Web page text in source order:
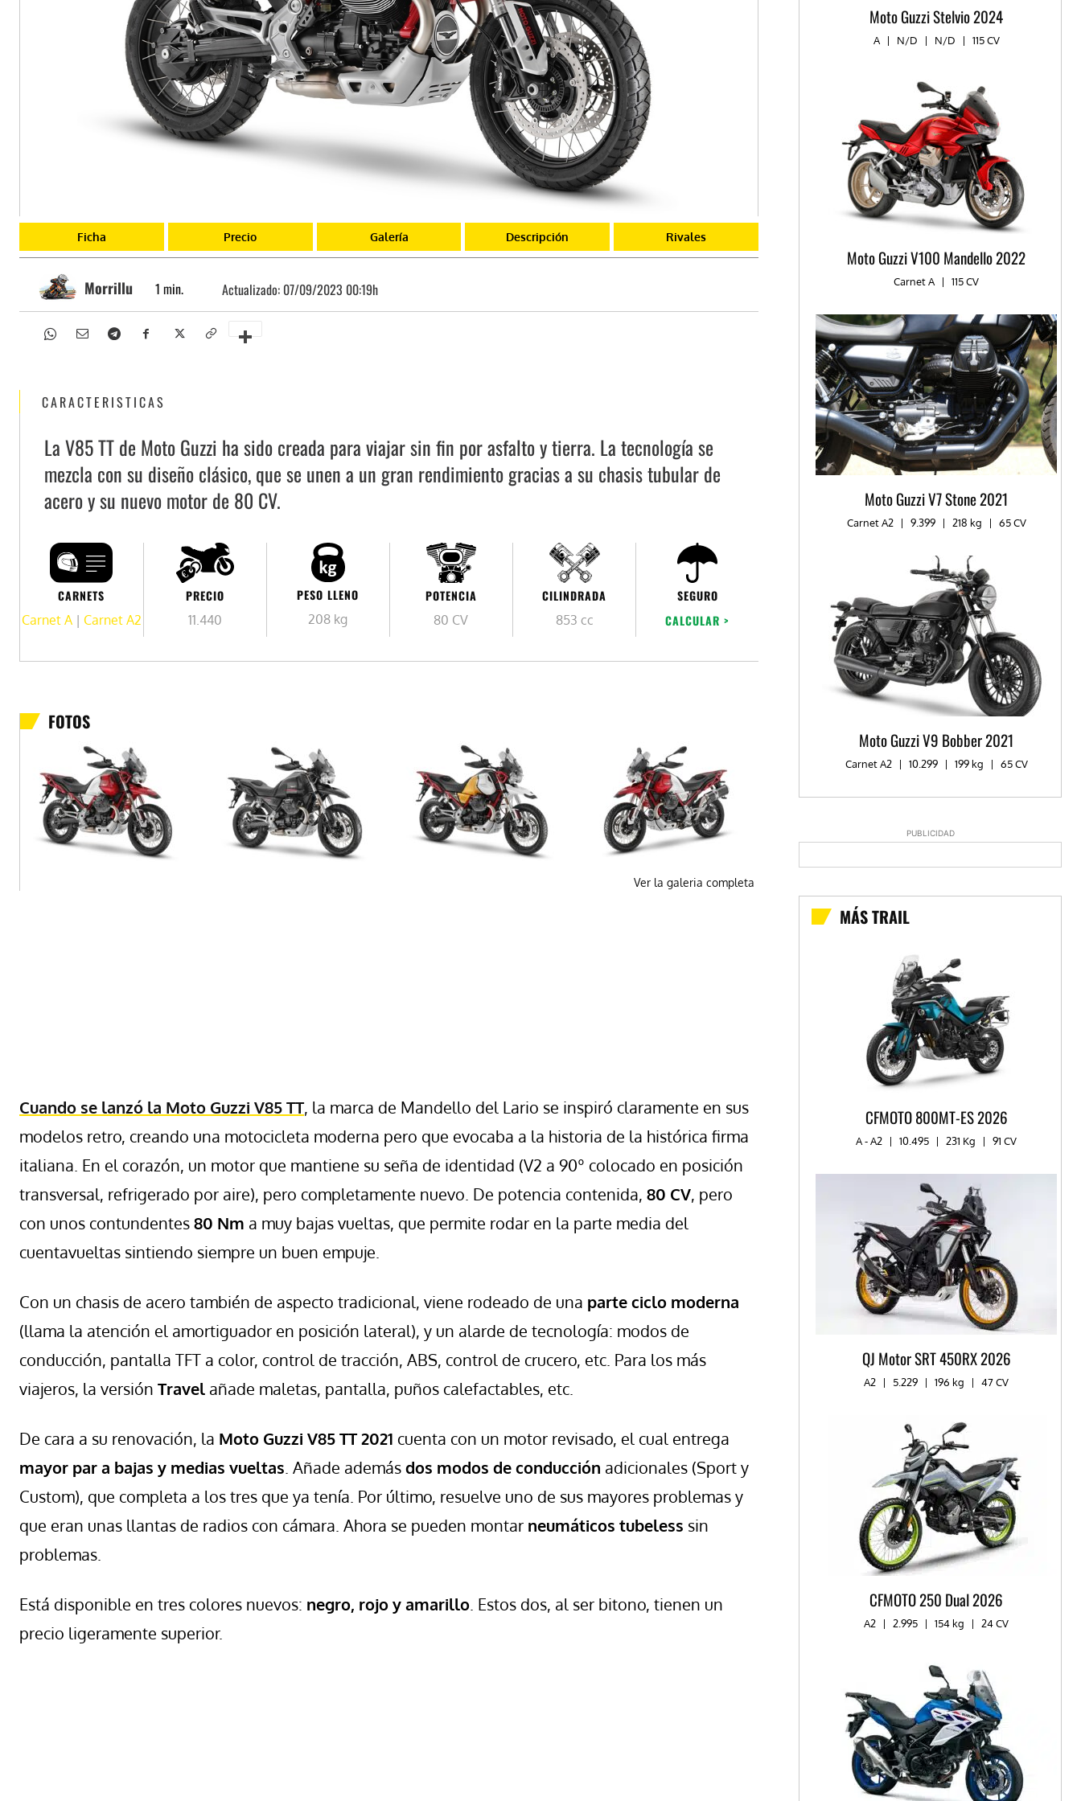
Ficha Precio Galería Descripción Rivales
Morrillu 1 min. Actualizado: 07/09/2023 00:19h
CARACTERISTICAS
La V85 TT de Moto Guzzi ha sido creada para viajar sin fin por asfalto y tierra. La tecnología se
mezcla con su diseño clásico, que se unen a un gran rendimiento gracias a su chasis tubular de
acero y su nuevo motor de 80 CV.
CARNETS
Carnet A| Carnet A2
PRECIO
11.440
PESO LLENO
208 kg
POTENCIA
80 CV
CILINDRADA
853 cc
SEGURO
CALCULAR >
FOTOS
Ver la galeria completa
Cuando se lanzó la Moto Guzzi V85 TT, la marca de Mandello del Lario se inspiró claramente en sus
modelos retro, creando una motocicleta moderna pero que evocaba a la historia de la histórica firma
italiana. En el corazón, un motor que mantiene su seña de identidad (V2 a 90º colocado en posición
transversal, refrigerado por aire), pero completamente nuevo. De potencia contenida, 80 CV, pero
con unos contundentes80 Nm a muy bajas vueltas, que permite rodar en la parte media del
cuentavueltas sintiendo siempre un buen empuje.
Con un chasis de acero también de aspecto tradicional, viene rodeado de una parte ciclo moderna
(llama la atención el amortiguador en posición lateral), y un alarde de tecnología: modos de
conducción, pantalla TFT a color, control de tracción, ABS, control de crucero, etc. Para los más
viajeros, la versión Travel añade maletas, pantalla, puños calefactables, etc.
De cara a su renovación, la Moto Guzzi V85 TT 2021 cuenta con un motor revisado, el cual entrega
mayor par a bajas y medias vueltas . Añade ademásdos modos de conducción adicionales (Sport y
Custom), que completa a los tres que ya tenía. Por último, resuelve uno de sus mayores problemas y
que eran unas llantas de radios con cámara. Ahora se pueden montar neumáticos tubeless sin
problemas.
Está disponible en tres colores nuevos: negro, rojo y amarillo . Estos dos, al ser bitono, tienen un
precio ligeramente superior.
Moto Guzzi Stelvio 2024
A | N/D | N/D | 115 CV
Moto Guzzi V100 Mandello 2022
Carnet A | 115 CV
Moto Guzzi V7 Stone 2021
Carnet A2 | 9.399 | 218 kg | 65 CV
Moto Guzzi V9 Bobber 2021
Carnet A2 | 10.299 | 199 kg | 65 CV
PUBLICIDAD
MÁS TRAIL
CFMOTO 800MT-ES 2026
A - A2 | 10.495 | 231 Kg | 91 CV
QJ Motor SRT 450RX 2026
A2 | 5.229 | 196 kg​ | 47 CV
CFMOTO 250 Dual 2026
A2 | 2.995 | 154 kg | 24 CV